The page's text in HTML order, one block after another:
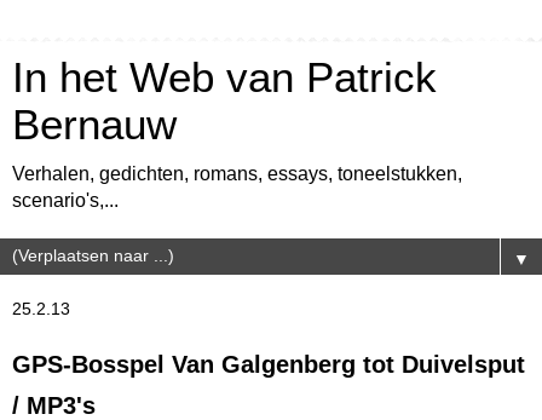
In het Web van Patrick
Bernauw
Verhalen, gedichten, romans, essays, toneelstukken,
scenario's,...
▼
25.2.13
GPS-Bosspel Van Galgenberg tot Duivelsput
/ MP3's